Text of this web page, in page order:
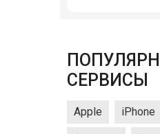
СЕРВИСЫ
Apple iPhone